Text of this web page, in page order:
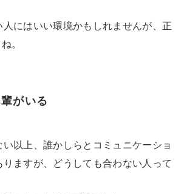
にはいい環境かもしれませんが、正
。
がいる
以上、誰かしらとコミュニケーショ
りますが、どうしても合わない人って